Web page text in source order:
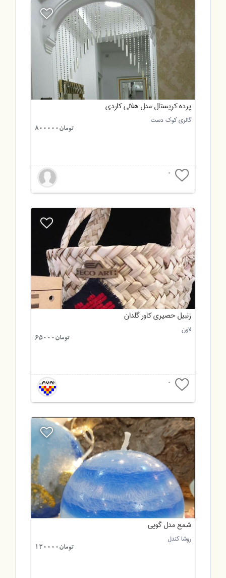
پرده کریستال مدل هلالی کاردی
گالری کوک دست
تومان800000
0
زنبیل حصیری کاور گلدان
لاون
تومان65000
0
شمع مدل گویی
روشا کندل
تومان120000